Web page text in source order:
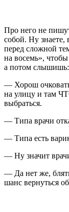
Про него не
собой. Ну знаете,
перед сложной
на восемь», чтобы
а потом слышишь:
— Хорош
на улицу и там
выбраться.
— Типа врачи
— Типа есть
— Ну значит
— Да нет же,
шанс вернуться